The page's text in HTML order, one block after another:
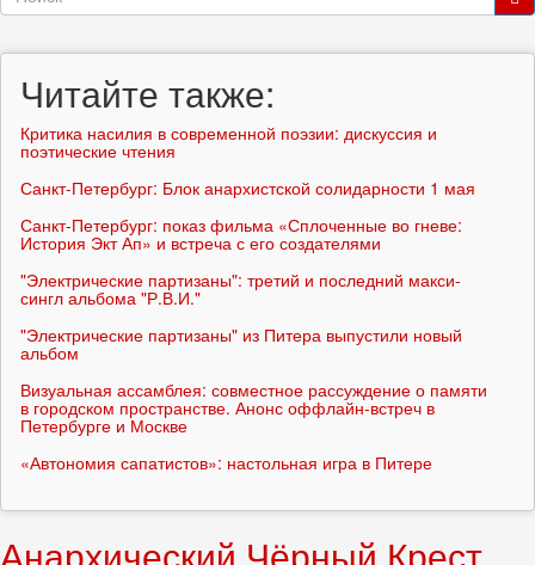
Читайте также:
Критика насилия в современной поэзии: дискуссия и
поэтические чтения
Санкт-Петербург: Блок анархистской солидарности 1 мая
Санкт-Петербург: показ фильма «Сплоченные во гневе:
История Экт Ап» и встреча с его создателями
"Электрические партизаны": третий и последний макси-
сингл альбома "Р.В.И."
"Электрические партизаны" из Питера выпустили новый
альбом
Визуальная ассамблея: совместное рассуждение о памяти
в городском пространстве. Анонс оффлайн-встреч в
Петербурге и Москве
«Автономия сапатистов»: настольная игра в Питере